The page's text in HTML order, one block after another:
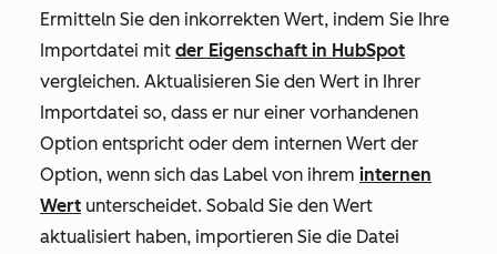
Ermitteln Sie den inkorrekten Wert, indem Sie Ihre
Importdatei mit der Eigenschaft in HubSpot
vergleichen. Aktualisieren Sie den Wert in Ihrer
Importdatei so, dass er nur einer vorhandenen
Option entspricht oder dem internen Wert der
Option, wenn sich das Label von ihrem internen
Wert unterscheidet. Sobald Sie den Wert
aktualisiert haben, importieren Sie die Datei